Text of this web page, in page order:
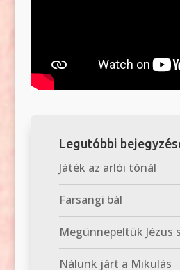
Legutóbbi
Játék az arlói tónál
Farsangi bál
Megünnepeltük Jézus
Nálunk járt a Mikulás